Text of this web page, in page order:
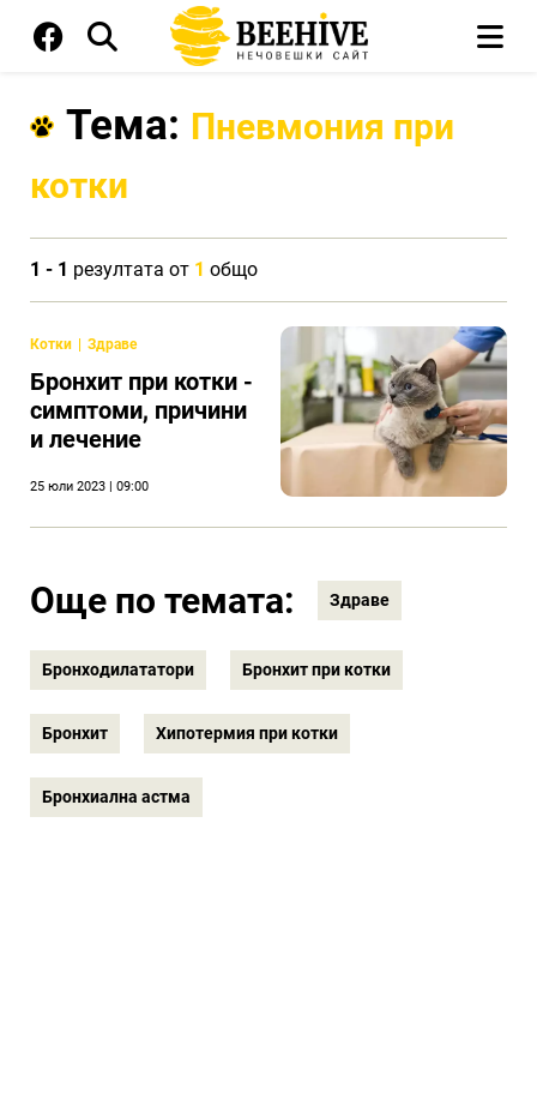
Тема: Пневмония при
котки
1 - 1 резултата от 1 общо
Котки Здраве
Бронхит при котки -
симптоми, причини
и лечение
25 юли 2023 | 09:00
Още по темата: Здраве
Бронходилататори Бронхит при котки
Бронхит Хипотермия при котки
Бронхиална астма